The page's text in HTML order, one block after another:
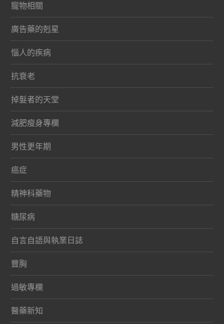
寵物相關
廣告藥的剋星
惱人的疾病
抗衰老
掉髮者的天堂
減肥瘦身專欄
男性更年期
癌症
精神科藥物
糖尿病
自言自語與執業日誌
豐胸
過敏專欄
醫藥新知